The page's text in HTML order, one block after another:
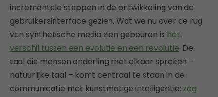
incrementele stappen in de ontwikkeling van de
gebruikersinterface gezien. Wat we nu over de rug
van synthetische media zien gebeuren is het
verschil tussen een evolutie en een revolutie. De
taal die mensen onderling met elkaar spreken –
natuurlijke taal – komt centraal te staan in de
communicatie met kunstmatige intelligentie: zeg